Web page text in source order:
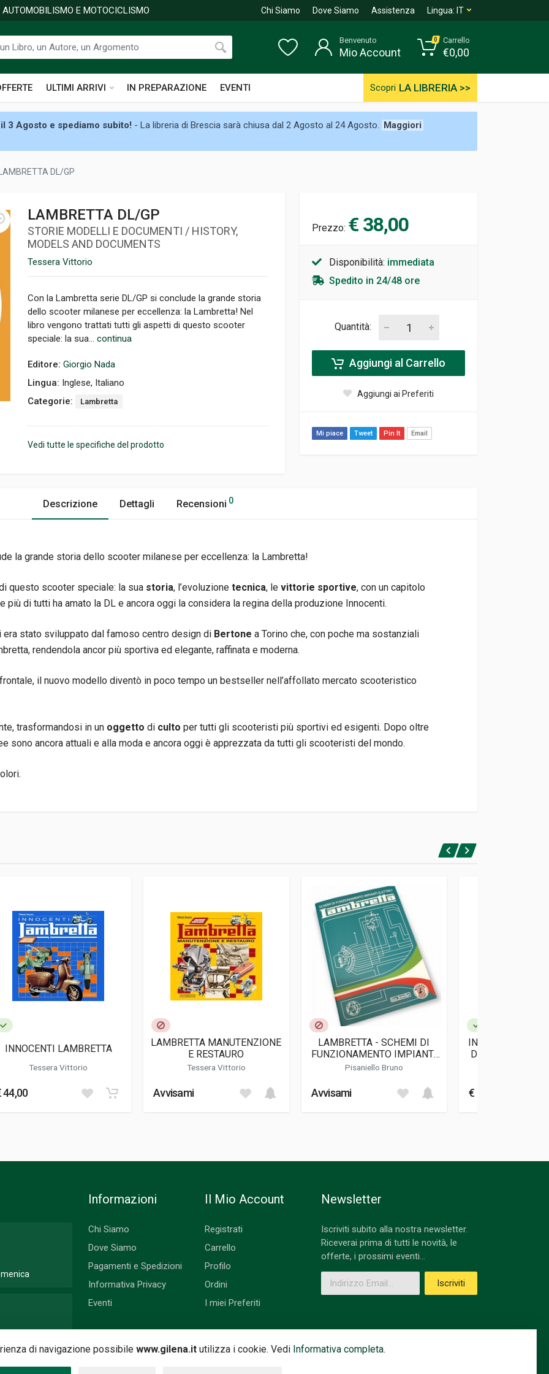
E MOTOCICLISMO Chi Siamo Dove Siamo Assistenza Lingua: IT
ULTIMI ARRIVI IN PREPARAZIONE EVENTI Scopri LA LIBRERIA >>
Benvenuto
Mio Account
0 Carrello
€0,00
3 Agosto e spediamo subito! - La libreria di Brescia sarà chiusa dal 2 Agosto al 24 Agosto. Maggiori
LAMBRETTA DL/GP
LAMBRETTA DL/GP
STORIE MODELLI E DOCUMENTI / HISTORY,
MODELS AND DOCUMENTS
Tessera Vittorio
Con la Lambretta serie DL/GP si conclude la grande storia
dello scooter milanese per eccellenza: la Lambretta! Nel
libro vengono trattati tutti gli aspetti di questo scooter
speciale: la sua... continua
Editore: Giorgio Nada
Lingua: Inglese, Italiano
Categorie:
Lambretta
Vedi tutte le specifiche del prodotto
Prezzo: € 38,00
Disponibilità: immediata
Spedito in 24/48 ore
Quantità:
Aggiungi al Carrello
Aggiungi ai Preferiti
Mi piace Tweet Pin It Email
Descrizione Dettagli Recensioni 0
la grande storia dello scooter milanese per eccellenza: la Lambretta!
questo scooter speciale: la sua storia, l’evoluzione tecnica, le vittorie sportive, con un capitolo
di tutti ha amato la DL e ancora oggi la considera la regina della produzione Innocenti.
era stato sviluppato dal famoso centro design di Bertone a Torino che, con poche ma sostanziali
rendendola ancor più sportiva ed elegante, raffinata e moderna.
il nuovo modello diventò in poco tempo un bestseller nell’affollato mercato scooteristico
trasformandosi in un oggetto di culto per tutti gli scooteristi più sportivi ed esigenti. Dopo oltre
sono ancora attuali e alla moda e ancora oggi è apprezzata da tutti gli scooteristi del mondo.
INNOCENTI LAMBRETTA
Tessera Vittorio
44,00
LAMBRETTA MANUTENZIONE
E RESTAURO
Tessera Vittorio
Avvisami
LAMBRETTA - SCHEMI DI
FUNZIONAMENTO IMPIANTI
ELETTRICI
Pisaniello Bruno
Avvisami
INNOCENTI
DEFINITIVE
€ 38,00
di navigazione possibile www.gilena.it utilizza i cookie. Vedi Informativa completa.
Informazioni
Chi Siamo
Dove Siamo
Pagamenti e Spedizioni
Informativa Privacy
Eventi
Il Mio Account
Registrati
Carrello
Profilo
Ordini
I miei Preferiti
Newsletter
Iscriviti subito alla nostra newsletter.
Riceverai prima di tutti le novità, le
offerte, i prossimi eventi...
Indirizzo Email
Iscriviti